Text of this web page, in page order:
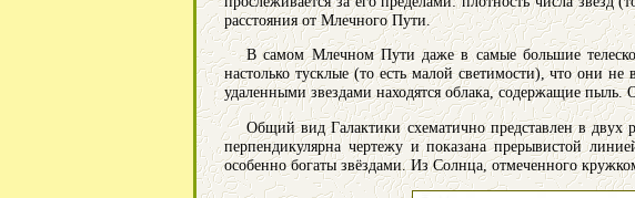
расстояния от Млечного Пути.
В самом Млечном Пути даже в самые большие
настолько тусклые (то есть малой светимости), что они
удаленными звездами находятся облака, содержащие пыль.
Общий вид Галактики схематично представлен в двух
перпендикулярна чертежу и показана прерывистой
особенно богаты звёздами. Из Солнца, отмеченного